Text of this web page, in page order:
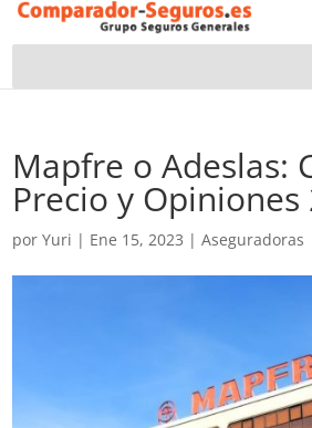
Mapfre o Adeslas:
Precio y Opiniones
porYuri | Ene 15, 2023 |Aseguradoras